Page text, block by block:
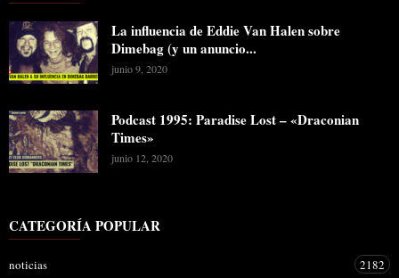
La influencia de Eddie Van Halen sobre
Dimebag (y un anuncio...
junio 9, 2020
Podcast 1995: Paradise Lost – «Draconian
Times»
junio 12, 2020
CATEGORÍA POPULAR
noticias
2182